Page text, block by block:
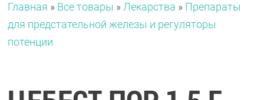
Главная » Все товары » Лекарства » Препараты
для предстательной железы и регуляторы
потенции